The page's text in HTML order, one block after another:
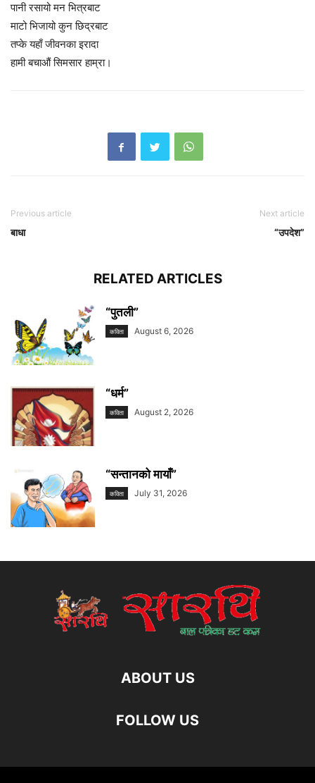
पानी रसायो मन भित्रबाट
माटो भिजायो कुन छिद्रबाट
तप्के यहाँ जीवनका इरादा
हामी बचाऔं सिमसार हाम्रा।
Previous article
बाधा
Next article
“उपदेश”
RELATED ARTICLES
“पुतली”
कविता August 6, 2026
“धर्म”
कविता August 2, 2026
“सन्तानको मायाँ”
कविता July 31, 2026
ABOUT US
FOLLOW US